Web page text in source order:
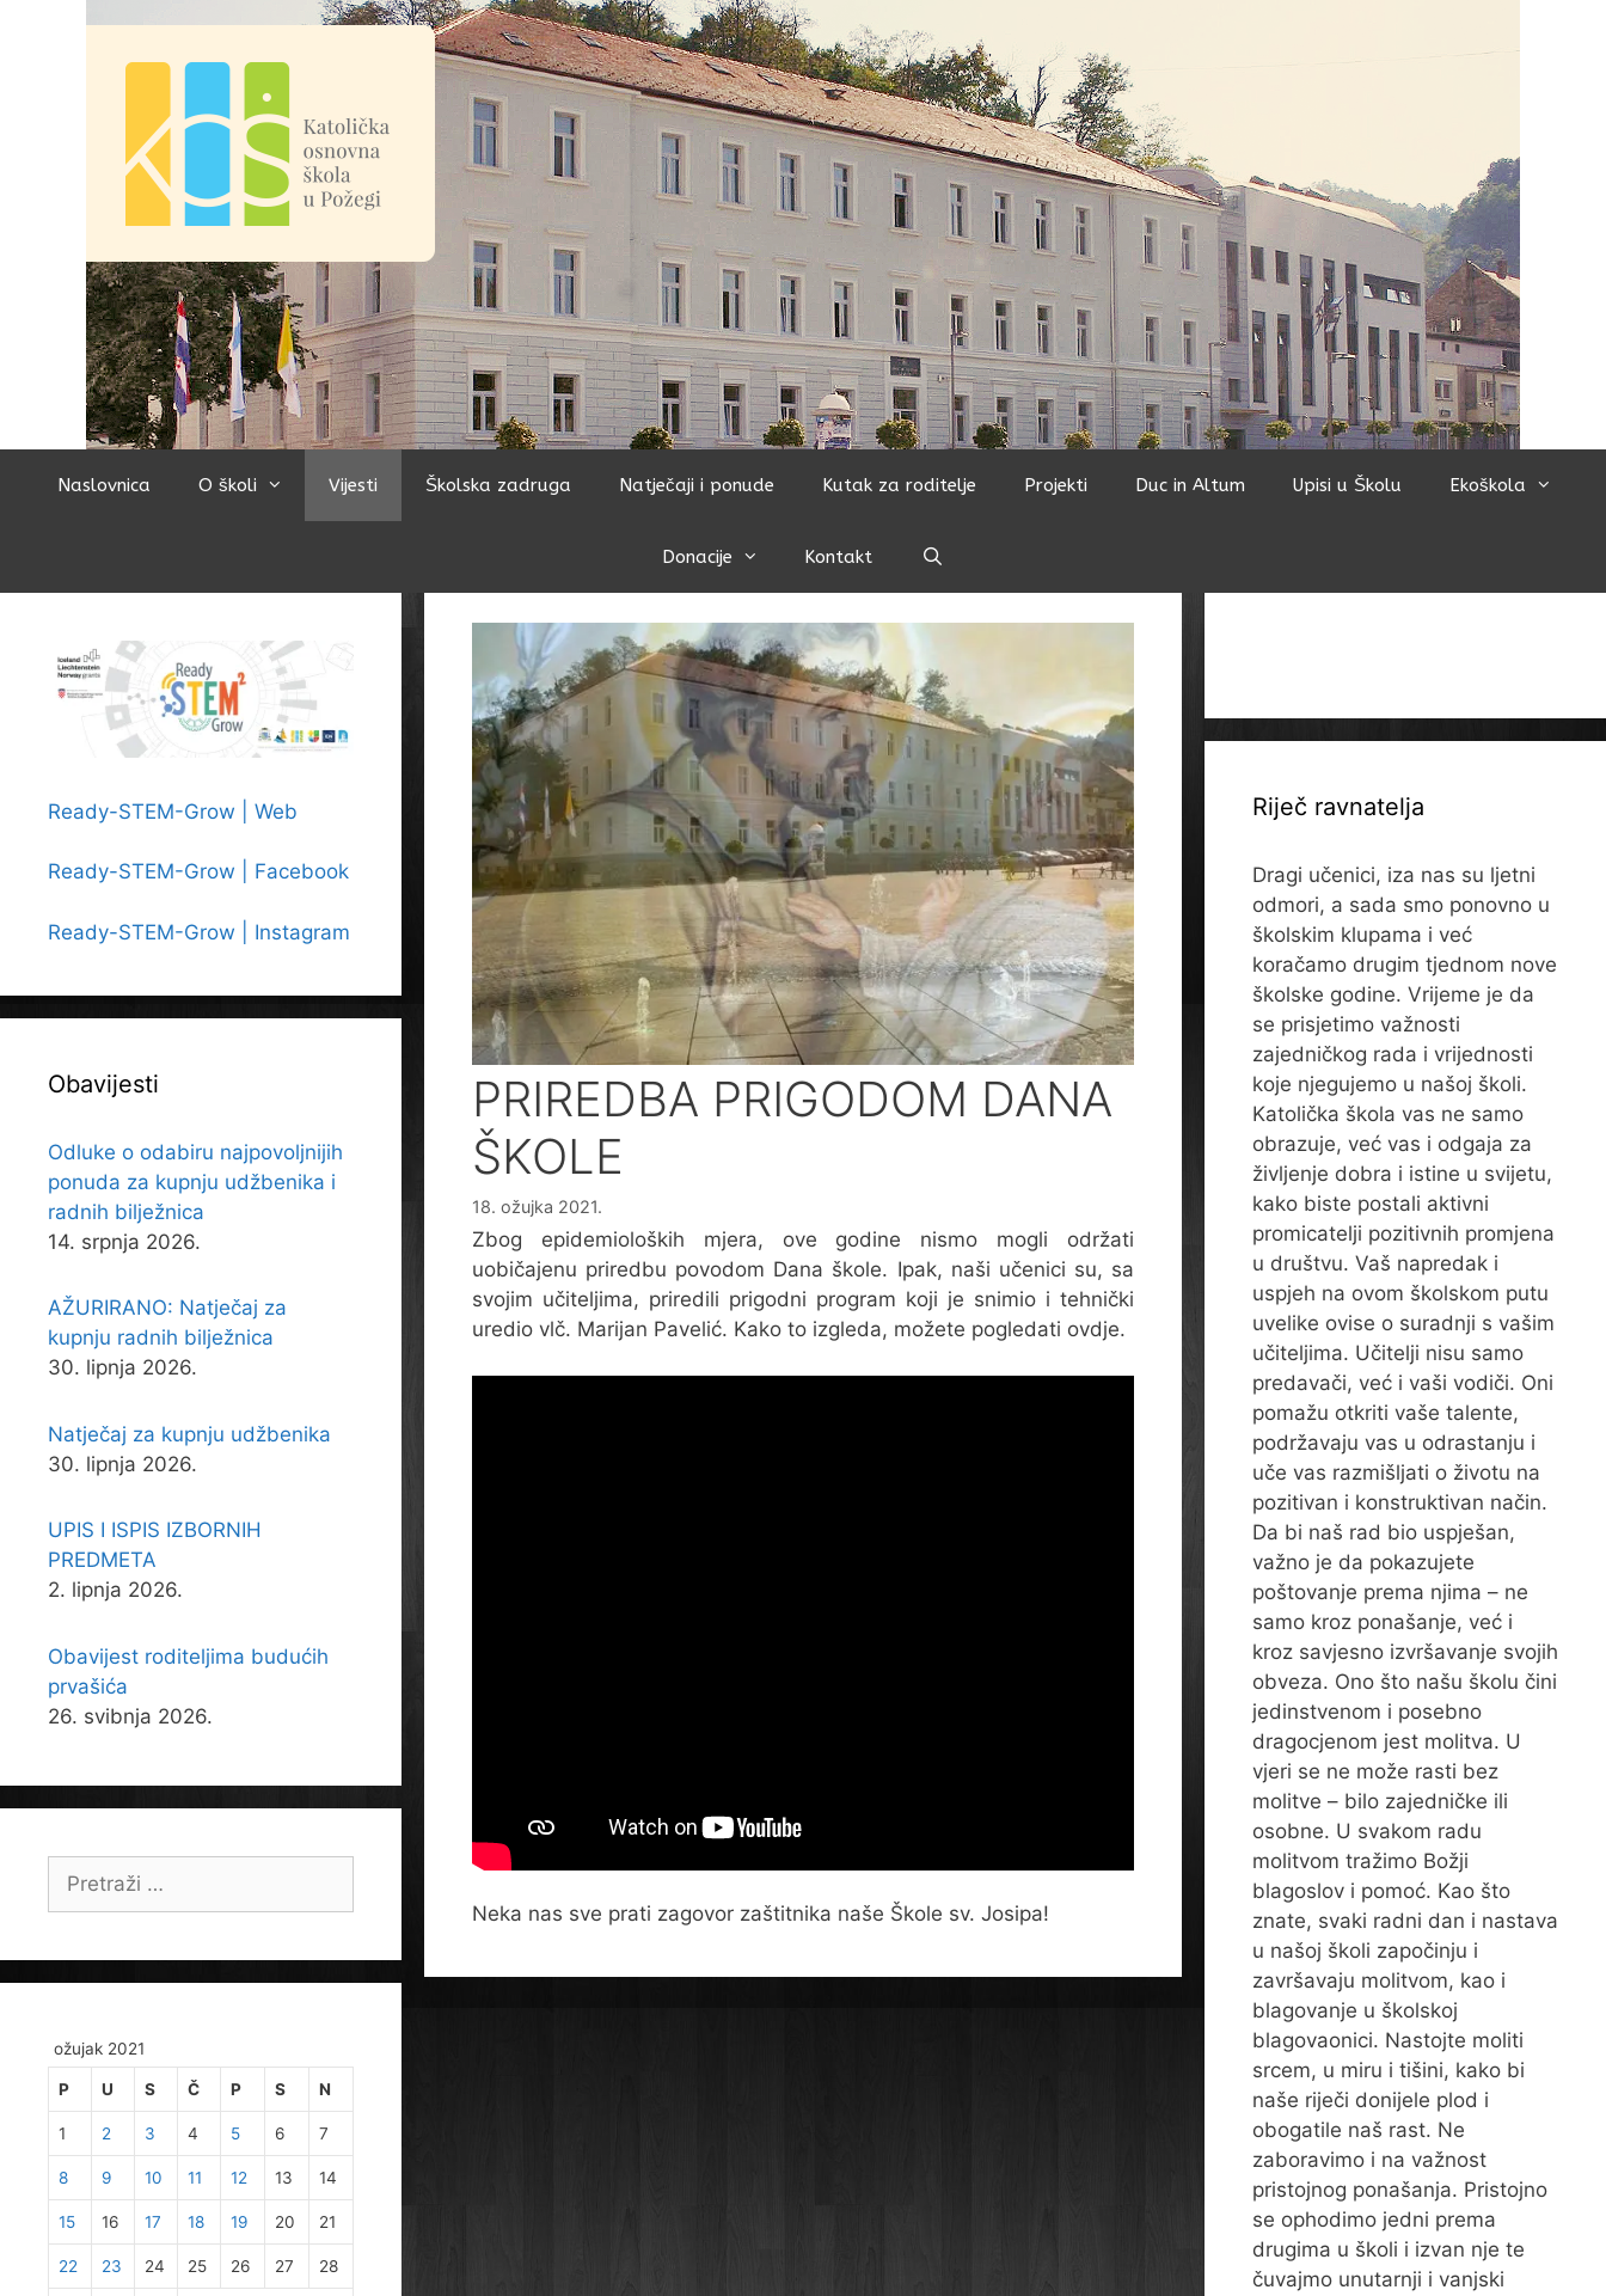
Naslovnica O školi Vijesti Školska zadruga Natječaji i ponude Kutak za roditelje Projekti Duc in Altum Upisi u Školu Ekoškola
Donacije Kontakt
PRIREDBA PRIGODOM DANA
ŠKOLE
18. ožujka 2021.
Zbog epidemioloških mjera, ove godine nismo mogli održati
uobičajenu priredbu povodom Dana škole. Ipak, naši učenici su, sa
svojim učiteljima, priredili prigodni program koji je snimio i tehnički
uredio vlč. Marijan Pavelić. Kako to izgleda, možete pogledati ovdje.
Neka nas sve prati zagovor zaštitnika naše Škole sv. Josipa!
Ready-STEM-Grow | Web
Ready-STEM-Grow | Facebook
Ready-STEM-Grow | Instagram
Obavijesti
Odluke o odabiru najpovoljnijih
ponuda za kupnju udžbenika i
radnih bilježnica
14. srpnja 2026.
AŽURIRANO: Natječaj za
kupnju radnih bilježnica
30. lipnja 2026.
Natječaj za kupnju udžbenika
30. lipnja 2026.
UPIS I ISPIS IZBORNIH
PREDMETA
2. lipnja 2026.
Obavijest roditeljima budućih
prvašića
26. svibnja 2026.
ožujak 2021
P U S Č P S N
1 2 3 4 5 6 7
8 9 10 11 12 13 14
15 16 17 18 19 20 21
22 23 24 25 26 27 28
Riječ ravnatelja
Dragi učenici, iza nas su ljetni
odmori, a sada smo ponovno u
školskim klupama i već
koračamo drugim tjednom nove
školske godine. Vrijeme je da
se prisjetimo važnosti
zajedničkog rada i vrijednosti
koje njegujemo u našoj školi.
Katolička škola vas ne samo
obrazuje, već vas i odgaja za
življenje dobra i istine u svijetu,
kako biste postali aktivni
promicatelji pozitivnih promjena
u društvu. Vaš napredak i
uspjeh na ovom školskom putu
uvelike ovise o suradnji s vašim
učiteljima. Učitelji nisu samo
predavači, već i vaši vodiči. Oni
pomažu otkriti vaše talente,
podržavaju vas u odrastanju i
uče vas razmišljati o životu na
pozitivan i konstruktivan način.
Da bi naš rad bio uspješan,
važno je da pokazujete
poštovanje prema njima – ne
samo kroz ponašanje, već i
kroz savjesno izvršavanje svojih
obveza. Ono što našu školu čini
jedinstvenom i posebno
dragocjenom jest molitva. U
vjeri se ne može rasti bez
molitve – bilo zajedničke ili
osobne. U svakom radu
molitvom tražimo Božji
blagoslov i pomoć. Kao što
znate, svaki radni dan i nastava
u našoj školi započinju i
završavaju molitvom, kao i
blagovanje u školskoj
blagovaonici. Nastojte moliti
srcem, u miru i tišini, kako bi
naše riječi donijele plod i
obogatile naš rast. Ne
zaboravimo i na važnost
pristojnog ponašanja. Pristojno
se ophodimo jedni prema
drugima u školi i izvan nje te
čuvajmo unutarnji i vanjski